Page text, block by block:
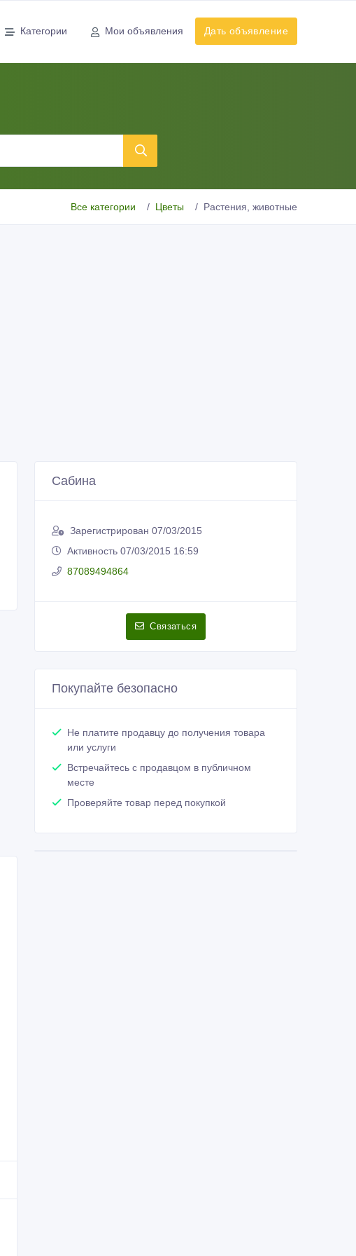
Категории Мои объявления Дать объявление
Все категории Цветы Растения, животные
Сабина
Зарегистрирован 07/03/2015
Активность 07/03/2015 16:59
87089494864
Связаться
Покупайте безопасно
Не платите продавцу до получения товара
или услуги
Встречайтесь с продавцом в публичном
месте
Проверяйте товар перед покупкой